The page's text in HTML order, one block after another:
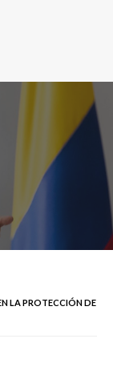
LA PROTECCIÓN DE